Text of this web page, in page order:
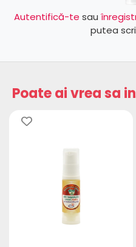
Autentifică-te sau
putea
Poate ai vrea sa